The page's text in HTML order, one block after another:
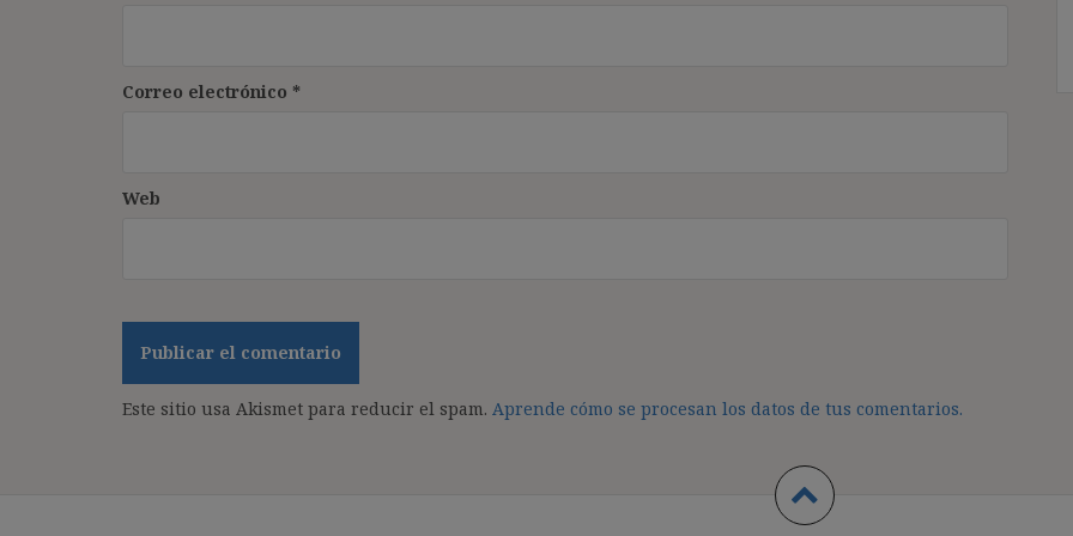
Correo electrónico *
Web
Este sitio usa Akismet para reducir el spam. Aprende cómo se procesan los datos de tus comentarios.